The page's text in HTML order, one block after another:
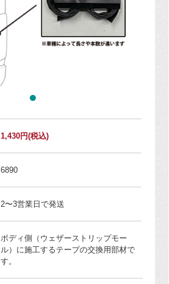
1,430円(税込)
6890
2〜3営業日で発送
ボディ側（ウェザーストリップモー
ル）に施工するテープの交換用部材で
す。